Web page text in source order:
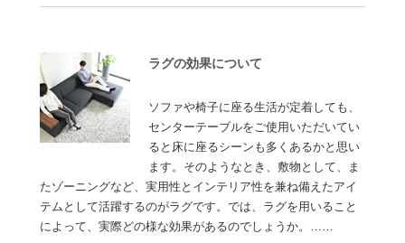
ラグの効果について
ソファや椅子に座る生活が定着しても、
センターテーブルをご使用いただいてい
ると床に座るシーンも多くあるかと思い
ます。そのようなとき、敷物として、ま
たゾーニングなど、実用性とインテリア性を兼ね備えたアイ
テムとして活躍するのがラグです。では、ラグを用いること
によって、実際どの様な効果があるのでしょうか。……